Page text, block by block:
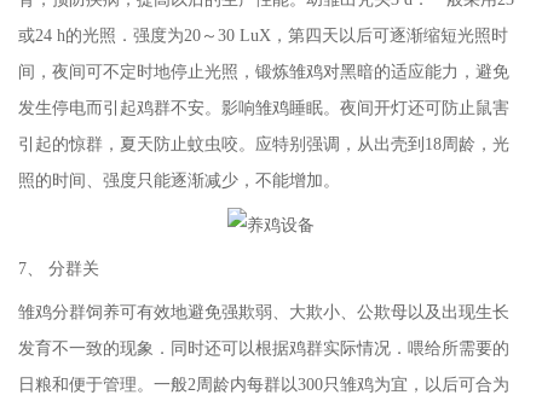
或24 h的光照．强度为20～30 LuX，第四天以后可逐渐缩短光照时
间，夜间可不定时地停止光照，锻炼雏鸡对黑暗的适应能力，避免
发生停电而引起鸡群不安。影响雏鸡睡眠。夜间开灯还可防止鼠害
引起的惊群，夏天防止蚊虫咬。应特别强调，从出壳到18周龄，光
照的时间、强度只能逐渐减少，不能增加。
7、 分群关
雏鸡分群饲养可有效地避免强欺弱、大欺小、公欺母以及出现生长
发育不一致的现象．同时还可以根据鸡群实际情况．喂给所需要的
日粮和便于管理。一般2周龄内每群以300只雏鸡为宜，以后可合为